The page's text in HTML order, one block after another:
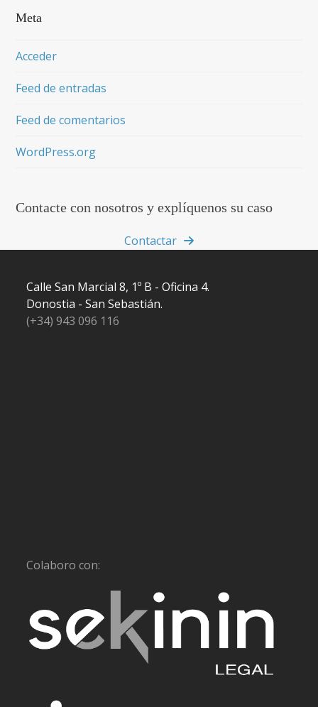
Meta
Acceder
Feed de entradas
Feed de comentarios
WordPress.org
Contacte con nosotros y explíquenos su caso
Contactar
Calle San Marcial 8, 1º B - Oficina 4.
Donostia - San Sebastián.
(+34) 943 096 116
Colaboro con: